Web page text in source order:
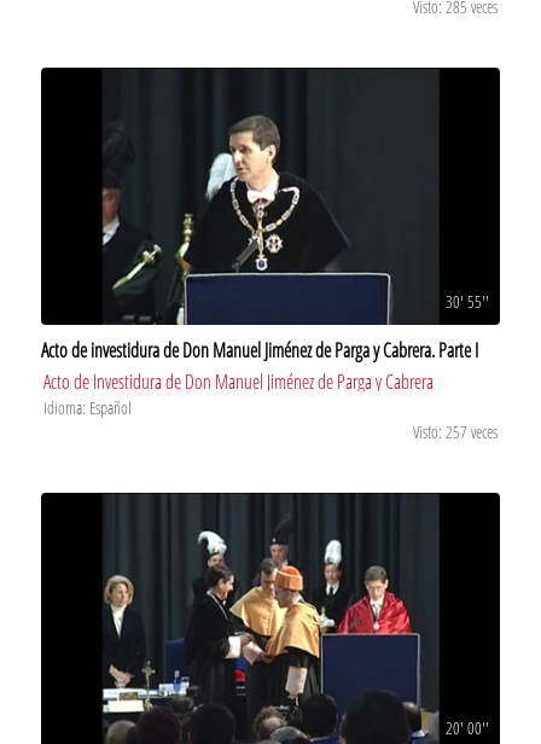
Visto: 285 veces
30' 55''
Acto de investidura de Don Manuel Jiménez de Parga y Cabrera. Parte I
Acto de Investidura de Don Manuel Jiménez de Parga y Cabrera
Idioma: Español
Visto: 257 veces
20' 00''